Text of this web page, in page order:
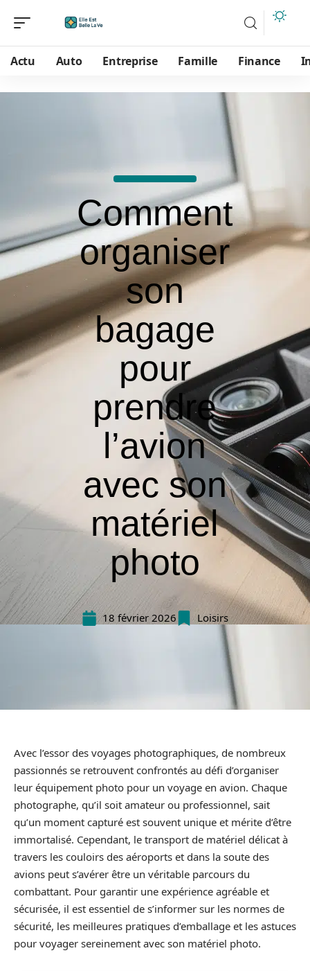
Actu Auto Entreprise Famille Finance
Comment
organiser
son
bagage
pour
prendre
l’avion
avec son
matériel
photo
18 février 2026 Loisirs
Avec l’essor des voyages photographiques, de nombreux
passionnés se retrouvent confrontés au défi d’organiser
leur équipement photo pour un voyage en avion. Chaque
photographe, qu’il soit amateur ou professionnel, sait
qu’un moment capturé est souvent unique et mérite d’être
immortalisé. Cependant, le transport de matériel délicat à
travers les couloirs des aéroports et dans la soute des
avions peut s’avérer être un véritable parcours du
combattant. Pour garantir une expérience agréable et
sécurisée, il est essentiel de s’informer sur les normes de
sécurité, les meilleures pratiques d’emballage et les astuces
pour voyager sereinement avec son matériel photo.